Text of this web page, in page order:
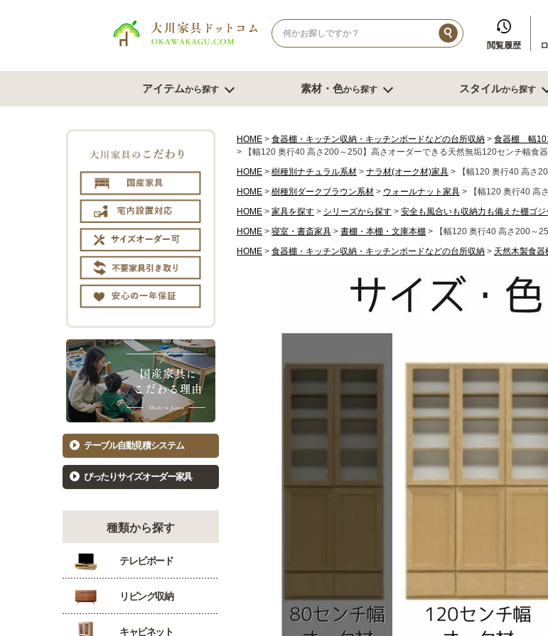
閲覧履歴
アイテムから探す
テレビボード
幅150cm台
コーナーテレビ台
テレビチェスト
もっと見る
チェスト・たんす
チェスト幅61cm～80cm
チェスト幅101cm～120cm
着物たんす
もっと見る
洋服たんす
洋服タンス幅61～80cm
洋服タンス幅81～100cm
洋服タンス幅101～120cm
テーブル
幅120センチ台
幅180センチ台
サイズオーダーテーブル
もっと見る
食器棚81～100cm
リビング収納
幅～60cm未満
幅80cm台
幅90～120cm未満
幅120～150cm未満
幅120～150cm未満
ソファー
センターテーブル
こたつ
和室家具
座卓
茶棚・サイドボード
素材・色から探す スタイルから探す
テーブル自動見積システム
ぴったりサイズオーダー家具
種類から探す
テレビボード
リビング収納
キャビネット
HOME 食器棚・キッチン収納・キッチンボードなどの台所収納
食器棚 幅
【幅120 奥行40 高さ200～250】高さオーダーできる天然無垢120センチ幅食
HOME
樹種別ナチュラル系材 ナラ材(オーク材)家具
【幅120 奥行40 高さ
HOME
樹種別ダークブラウン系材 ウォールナット家具
【幅120 奥行40 高
HOME
家具を探す シリーズから探す 安全も風合いも収納力も備えた棚ゴジ
HOME
寝室・書斎家具 書棚・本棚・文庫本棚
【幅120 奥行40 高さ200～
HOME
食器棚・キッチン収納・キッチンボードなどの台所収納 天然木製食器